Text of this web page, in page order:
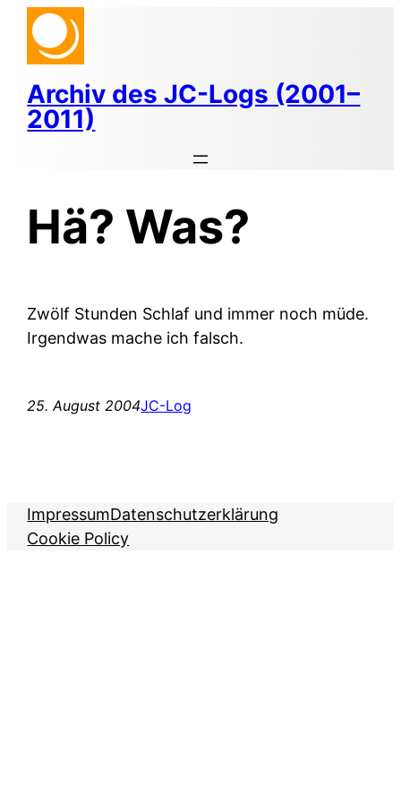
Zum
Inhalt
springen
Archiv des JC-Logs (2001–
2011)
Hä? Was?
Zwölf Stunden Schlaf und immer noch müde.
Irgendwas mache ich falsch.
25. August 2004JC-Log
ImpressumDatenschutzerklärung
Cookie Policy